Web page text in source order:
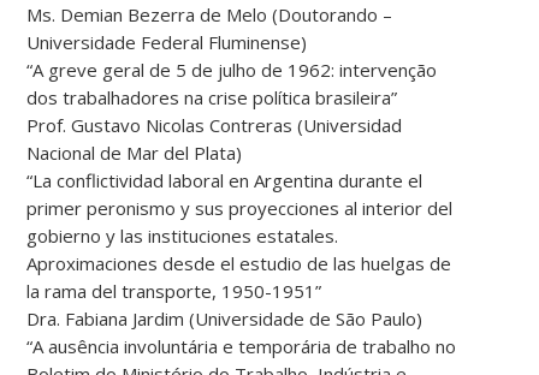
Ms. Demian Bezerra de Melo (Doutorando –
Universidade Federal Fluminense)
“A greve geral de 5 de julho de 1962: intervenção
dos trabalhadores na crise política brasileira”
Prof. Gustavo Nicolas Contreras (Universidad
Nacional de Mar del Plata)
“La conflictividad laboral en Argentina durante el
primer peronismo y sus proyecciones al interior del
gobierno y las instituciones estatales.
Aproximaciones desde el estudio de las huelgas de
la rama del transporte, 1950-1951”
Dra. Fabiana Jardim (Universidade de São Paulo)
“A ausência involuntária e temporária de trabalho no